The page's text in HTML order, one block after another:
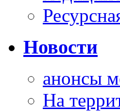
Новости
анонсы
На